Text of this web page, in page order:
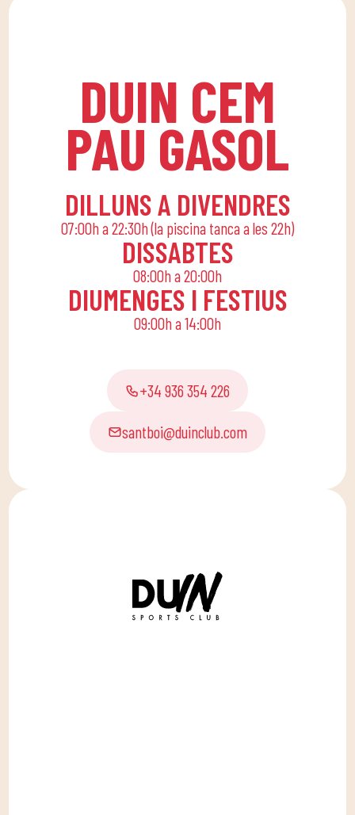
lúdiques i educatives
perquè els petits de
casa gaudeixin sols o en
família.
DUIN CEM
PAU GASOL
DILLUNS A DIVENDRES
07:00h a 22:30h (la piscina tanca a les 22h)
DISSABTES
08:00h a 20:00h
DIUMENGES I FESTIUS
09:00h a 14:00h
+34 936 354 226
santboi@duinclub.com